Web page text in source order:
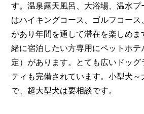
す。温泉露天風呂、大浴場、温水プ
はハイキングコース、ゴルフコー
があり年間を通して滞在を楽しめ
緒に宿泊したい方専用にペットホテ
定）があります。とても広いドッ
ティも完備されています。小型犬
で、超大型犬は要相談です。